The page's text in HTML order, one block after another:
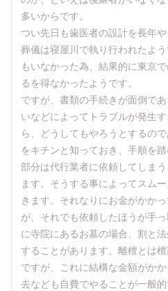
多いからです。
つい先日も歯医者の設計を長年
葬儀は寝屋川で執り行われたよ
もいなかった為、結果的に東京
るを得なかったようです。
ですが、書類の手続きが面倒で
いなどによってトラブルが発生
ら、どうしてもやろうとするの
をキチンと知っておき、手順を
部分は代行業者に依頼してしま
ます。そうする事によってスム
きます。それなりにお金がかか
が、それでも依頼したほうが手
に寺院にあるお墓の場合、割と
することがあります。離檀とは
ですが、これに結構な金額がか
去なども自費でやることが一般